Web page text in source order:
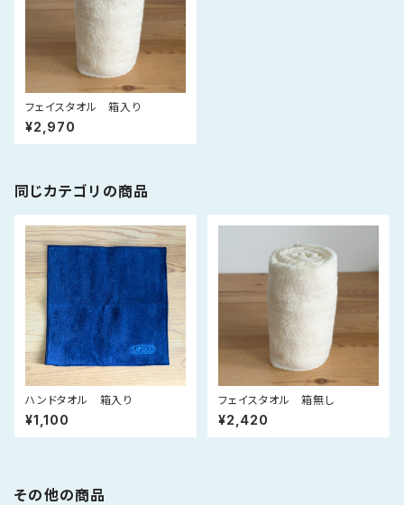
フェイスタオル 箱入り
¥2,970
同じカテゴリの商品
ハンドタオル 箱入り
¥1,100
フェイスタオル 箱無し
¥2,420
その他の商品